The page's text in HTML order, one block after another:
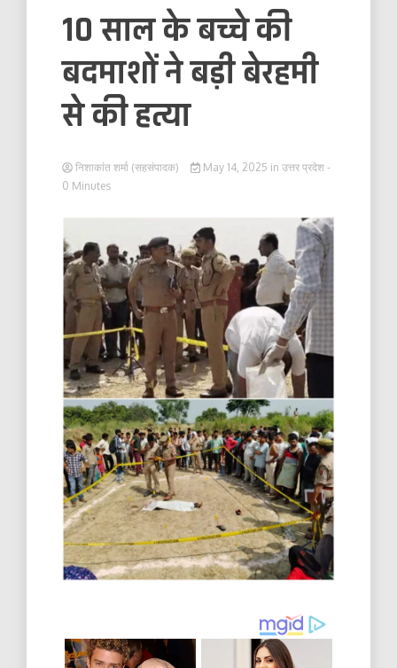
10 साल के बच्चे की
बदमाशों ने बड़ी बेरहमी
से की हत्या
निशाकांत शर्मा (सहसंपादक) May 14, 2025 in उत्तर प्रदेश -
0 Minutes